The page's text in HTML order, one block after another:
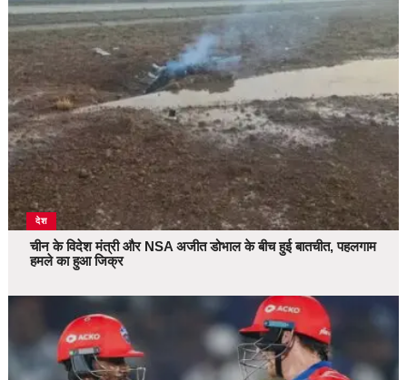
देश
चीन के विदेश मंत्री और NSA अजीत डोभाल के बीच हुई बातचीत, पहलगाम
हमले का हुआ जिक्र